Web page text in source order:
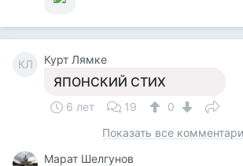
КЛ Курт Лямке
ЯПОНСКИЙ СТИХ
6 лет 19
0
Показать все
Марат Шелгунов